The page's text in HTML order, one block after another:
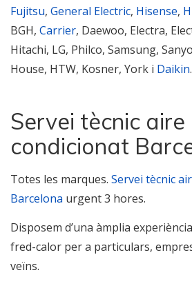
Fujitsu, General Electric, Hisense,
BGH, Carrier, Daewoo, Electra,
Hitachi, LG, Philco, Samsung,
House, HTW, Kosner, York i Daikin.
Servei tècnic aire
condicionat
Totes les marques. Servei tècnic
Barcelona urgent 3 hores.
Disposem d’una àmplia
fred-calor per a particulars,
veïns.